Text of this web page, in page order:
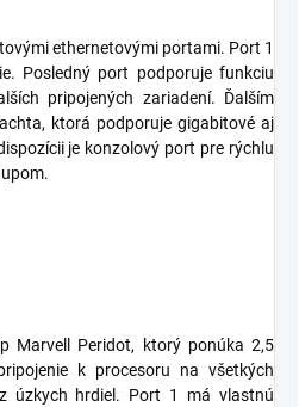
ethernetovými portami. Port 1
Posledný port podporuje funkciu
pripojených zariadení. Ďalším
ktorá podporuje gigabitové aj
je konzolový port pre rýchlu
Marvell Peridot, ktorý ponúka 2,5
k procesoru na všetkých
úzkych hrdiel. Port 1 má vlastnú